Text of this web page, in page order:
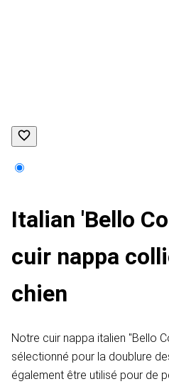
Italian 'Bello
cuir nappa
chien
Notre cuir nappa italien "Bello
sélectionné pour la doublure
également être utilisé pour de